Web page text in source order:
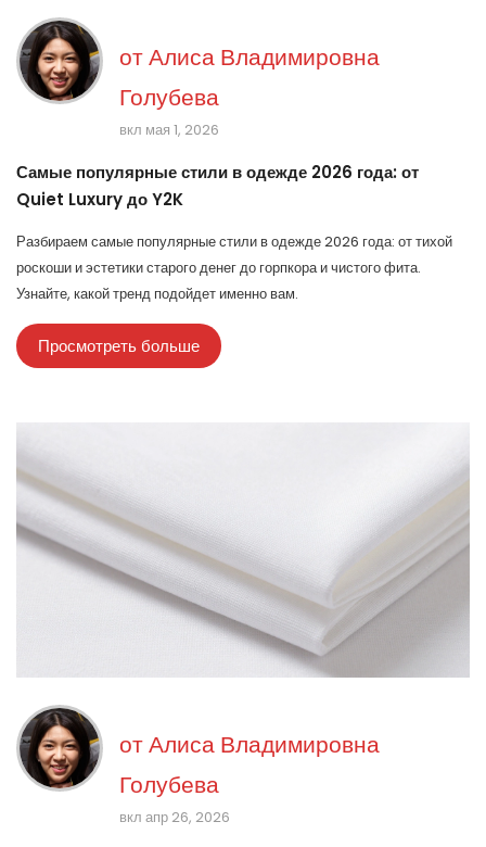
отАлиса Владимировна
Голубева
вкл мая 1, 2026
Самые популярные стили в одежде 2026 года: от
Quiet Luxury до Y2K
Разбираем самые популярные стили в одежде 2026 года: от тихой
роскоши и эстетики старого денег до горпкора и чистого фита.
Узнайте, какой тренд подойдет именно вам.
Просмотреть больше
отАлиса Владимировна
Голубева
вкл апр 26, 2026